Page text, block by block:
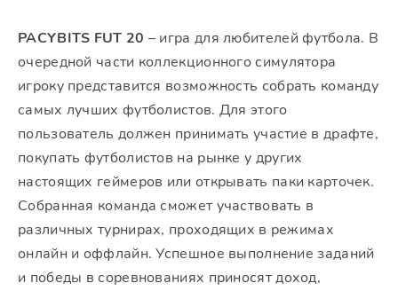
PACYBITS FUT 20 – игра для любителей футбола. В
очередной части коллекционного симулятора
игроку представится возможность собрать команду
самых лучших футболистов. Для этого
пользователь должен принимать участие в драфте,
покупать футболистов на рынке у других
настоящих геймеров или открывать паки карточек.
Собранная команда сможет участвовать в
различных турнирах, проходящих в режимах
онлайн и оффлайн. Успешное выполнение заданий
и победы в соревнованиях приносят доход,